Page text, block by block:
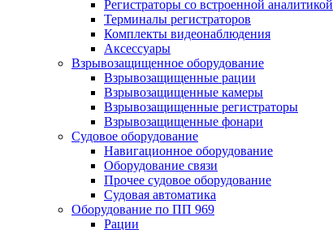
Регистраторы со встроенной аналитикой
Терминалы регистраторов
Комплекты видеонаблюдения
Аксессуары
Взрывозащищенное оборудование
Взрывозащищенные рации
Взрывозащищенные камеры
Взрывозащищенные регистраторы
Взрывозащищенные фонари
Судовое оборудование
Навигационное оборудование
Оборудование связи
Прочее судовое оборудование
Судовая автоматика
Оборудование по ПП 969
Рации